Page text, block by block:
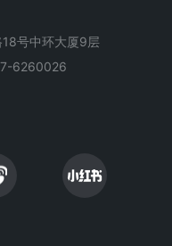
号中环大厦9层
6260026